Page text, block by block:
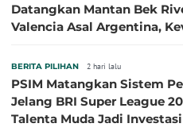
Datangkan Mantan Bek
Valencia Asal Argentina, Kevin Leonel
BERITA PILIHAN 2 hari lalu
PSIM Matangkan Sistem
Jelang BRI Super League
Talenta Muda Jadi